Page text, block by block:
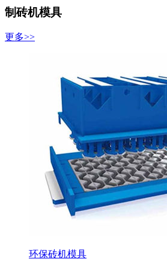
制砖机模具
更多>>
环保砖机模具